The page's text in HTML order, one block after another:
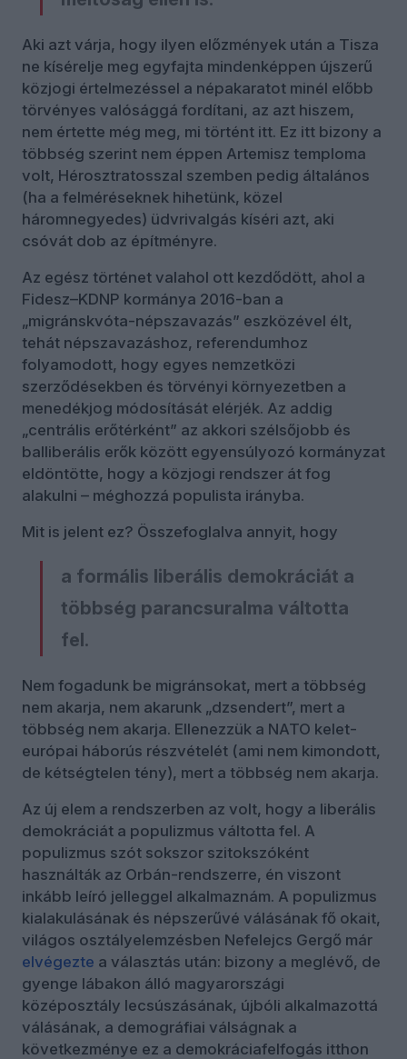
Aki azt várja, hogy ilyen előzmények után a Tisza
ne kísérelje meg egyfajta mindenképpen újszerű
közjogi értelmezéssel a népakaratot minél előbb
törvényes valósággá fordítani, az azt hiszem,
nem értette még meg, mi történt itt. Ez itt bizony a
többség szerint nem éppen Artemisz temploma
volt, Hérosztratosszal szemben pedig általános
(ha a felméréseknek hihetünk, közel
háromnegyedes) üdvrivalgás kíséri azt, aki
csóvát dob az építményre.
Az egész történet valahol ott kezdődött, ahol a
Fidesz–KDNP kormánya 2016-ban a
„migránskvóta-népszavazás” eszközével élt,
tehát népszavazáshoz, referendumhoz
folyamodott, hogy egyes nemzetközi
szerződésekben és törvényi környezetben a
menedékjog módosítását elérjék. Az addig
„centrális erőtérként” az akkori szélsőjobb és
balliberális erők között egyensúlyozó kormányzat
eldöntötte, hogy a közjogi rendszer át fog
alakulni – méghozzá populista irányba.
Mit is jelent ez? Összefoglalva annyit, hogy
a formális liberális demokráciát a
többség parancsuralma váltotta
fel.
Nem fogadunk be migránsokat, mert a többség
nem akarja, nem akarunk „dzsendert”, mert a
többség nem akarja. Ellenezzük a NATO kelet-
európai háborús részvételét (ami nem kimondott,
de kétségtelen tény), mert a többség nem akarja.
Az új elem a rendszerben az volt, hogy a liberális
demokráciát a populizmus váltotta fel. A
populizmus szót sokszor szitokszóként
használták az Orbán-rendszerre, én viszont
inkább leíró jelleggel alkalmaznám. A populizmus
kialakulásának és népszerűvé válásának fő okait,
világos osztályelemzésben Nefelejcs Gergő már
elvégezte a választás után: bizony a meglévő, de
gyenge lábakon álló magyarországi
középosztály lecsúszásának, újbóli alkalmazottá
válásának, a demográfiai válságnak a
következménye ez a demokráciafelfogás itthon